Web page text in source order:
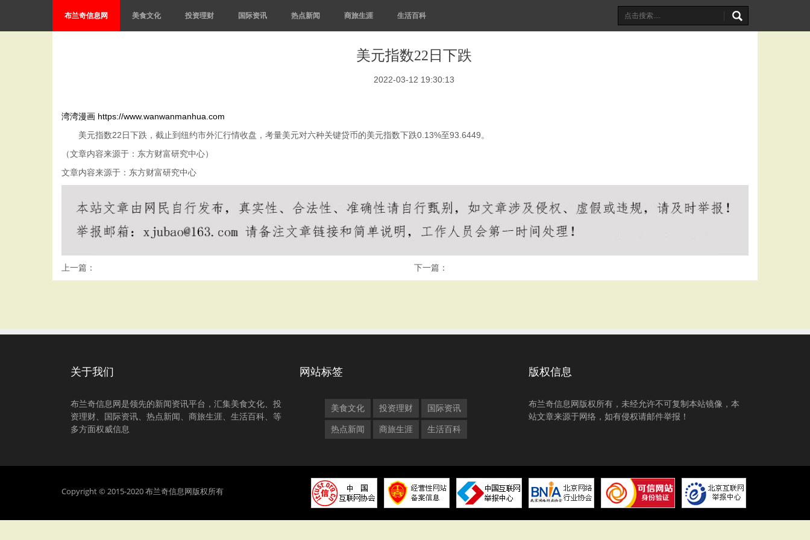
布兰奇信息网 美食文化 投资理财 国际资讯 热点新闻 商旅生涯 生活百科
美元指数22日下跌
2022-03-12 19:30:13
湾湾漫画 https://www.wanwanmanhua.com
美元指数22日下跌，截止到纽约市外汇行情收盘，考量美元对六种关键贷币的美元指数下跌0.13%至93.6449。
（文章内容来源于：东方财富研究中心）
文章内容来源于：东方财富研究中心
上一篇： 下一篇：
关于我们
布兰奇信息网是领先的新闻资讯平台，汇集美食文化、投
资理财、国际资讯、热点新闻、商旅生涯、生活百科、等
多方面权威信息
网站标签
美食文化 投资理财 国际资讯
热点新闻 商旅生涯 生活百科
版权信息
布兰奇信息网版权所有，未经允许不可复制本站镜像，本
站文章来源于网络，如有侵权请邮件举报！
Copyright © 2015-2020 布兰奇信息网版权所有